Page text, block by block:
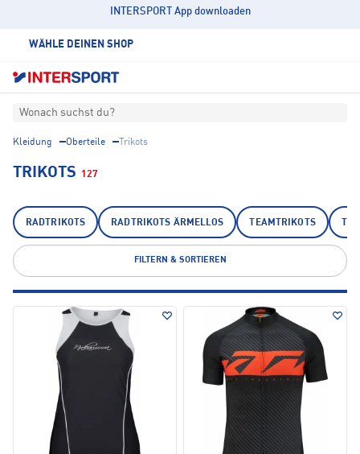
INTERSPORT App downloaden
WÄHLE DEINEN SHOP
Wonach suchst du?
Kleidung Oberteile Trikots
TRIKOTS 127
RADTRIKOTS RADTRIKOTS ÄRMELLOS TEAMTRIKOTS
FILTERN & SORTIEREN